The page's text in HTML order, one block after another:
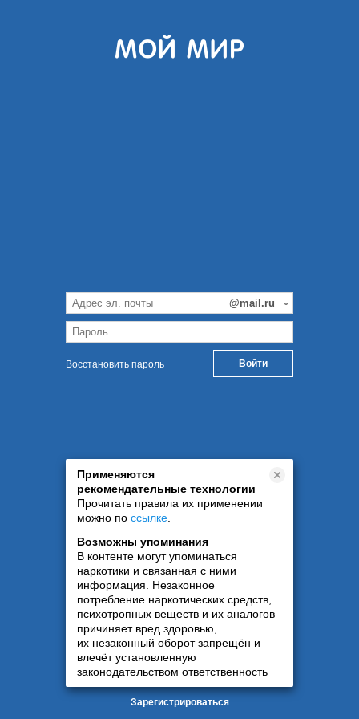
Восстановить пароль
Применяются
рекомендательные технологии
Прочитать правила их применении
можно по ссылке
Возможны упоминания
В контенте могут упоминаться
наркотики и связанная с ними
информация. Незаконное
потребление наркотических средств,
психотропных веществ и их аналогов
причиняет вред здоровью,
их незаконный оборот запрещён и
влечёт установленную
законодательством ответственность
Зарегистрироваться